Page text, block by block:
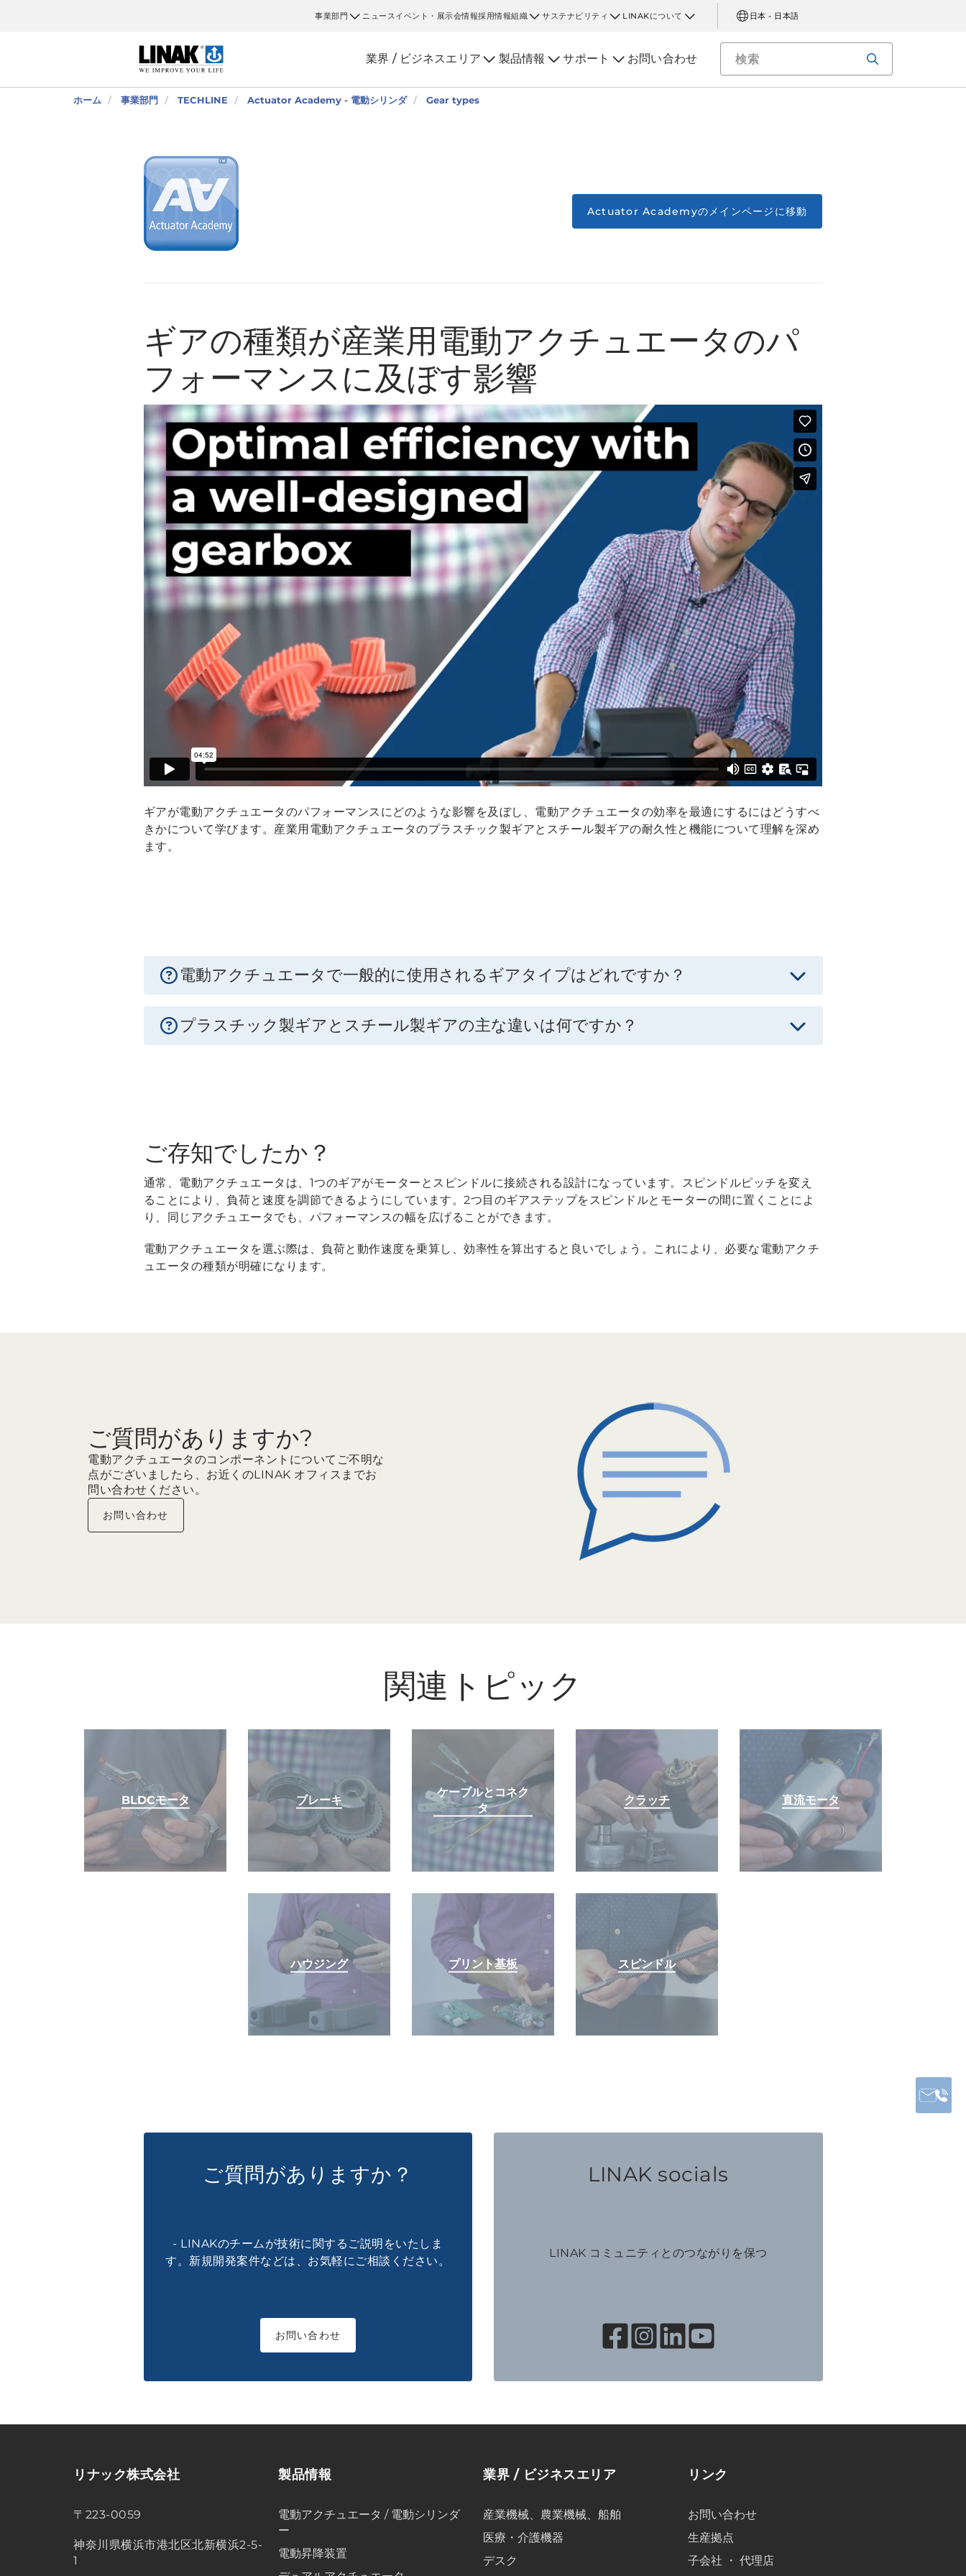
事業部門 ニュース イベント・展示会情報採用情報組織 サステナビリティ LINAKについて 日本 - 日本語
業界 / ビジネスエリア 製品情報 サポート お問い合わせ
ホーム 事業部門 TECHLINE Actuator Academy - 電動シリンダ Gear types
Actuator Academyのメインページに移動
ギアの種類が産業用電動アクチュエータのパ
フォーマンスに及ぼす影響
ギアが電動アクチュエータのパフォーマンスにどのような影響を及ぼし、電動アクチュエータの効率を最適にするにはどうすべ
きかについて学びます。産業用電動アクチュエータのプラスチック製ギアとスチール製ギアの耐久性と機能について理解を深め
ます。
電動アクチュエータで一般的に使用されるギアタイプはどれですか？
プラスチック製ギアとスチール製ギアの主な違いは何ですか？
ご存知でしたか？
通常、電動アクチュエータは、1つのギアがモーターとスピンドルに接続される設計になっています。スピンドルピッチを変え
ることにより、負荷と速度を調節できるようにしています。2つ目のギアステップをスピンドルとモーターの間に置くことによ
り、同じアクチュエータでも、パフォーマンスの幅を広げることができます。
電動アクチュエータを選ぶ際は、負荷と動作速度を乗算し、効率性を算出すると良いでしょう。これにより、必要な電動アクチ
ュエータの種類が明確になります。
ご質問がありますか?
電動アクチュエータのコンポーネントについてご不明な
点がございましたら、お近くのLINAK オフィスまでお
問い合わせください。
お問い合わせ
関連トピック
BLDCモータ ブレーキ
ケーブルとコネク
タ
クラッチ 直流モータ
ハウジング プリント基板 スピンドル
ご質問がありますか？
- LINAKのチームが技術に関するご説明をいたしま
す。新規開発案件などは、お気軽にご相談ください。
お問い合わせ
LINAK socials
LINAK コミュニティとのつながりを保つ
リナック株式会社
〒223-0059
神奈川県横浜市港北区北新横浜2-5-
1
製品情報
電動アクチュエータ / 電動シリンダ
ー
電動昇降装置
業界 / ビジネスエリア
産業機械、農業機械、船舶
医療・介護機器
デスク
リンク
お問い合わせ
生産拠点
子会社 ・ 代理店